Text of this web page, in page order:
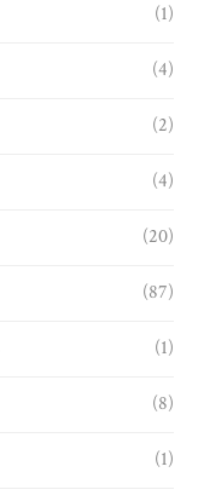
(1)
(4)
(2)
(4)
(20)
(87)
(1)
(8)
(1)